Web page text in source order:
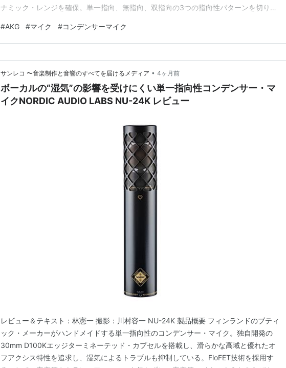
ナミック・レンジを確保。単一指向、無指向、双指向の3つの指向性パターンを切り替
YouTube収録などのクリエイター用途にも適している。 背面から26mmデュアル・ダ
イアフラムがはっ…
#AKG #マイク #コンデンサーマイク
サンレコ 〜音楽制作と音響のすべてを届けるメディア • 4ヶ月前
ボーカルの“湿気”の影響を受けにくい単一指向性コンデンサー・マ
イクNORDIC AUDIO LABS NU-24K レビュー
レビュー＆テキスト：林憲一 撮影：川村容一 NU-24K 製品概要 フィンランドのブティ
ック・メーカーがハンドメイドする単一指向性のコンデンサー・マイク。独自開発の
30mm D100Kエッジターミネーテッド・カプセルを搭載し、滑らかな高域と優れたオ
フアクシス特性を追求し、湿気によるトラブルも抑制している。FloFET技術を採用す